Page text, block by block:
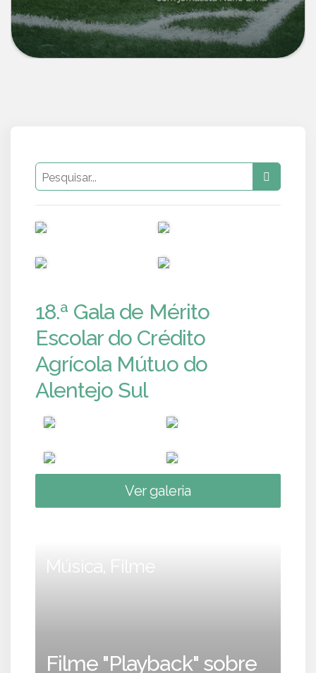
18.ª Gala de Mérito
Escolar do Crédito
Agrícola Mútuo do
Alentejo Sul
Ver galeria
Música, Filme
Filme "Playback" sobre